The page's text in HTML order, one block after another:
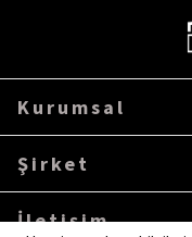
Kurumsal
Şirket
İletişim